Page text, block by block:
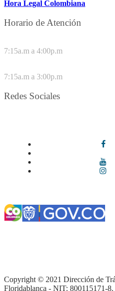
Hora Legal Colombiana
Horario de Atención
7:15a.m a 4:00p.m
7:15a.m a 3:00p.m
Redes Sociales
Copyright © 2021 Dirección de
Floridablanca - NIT: 800115171-8.